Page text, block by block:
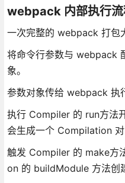
webpack 内部执行流
一次完整的 webpack 打包
将命令行参数与 webpack
象。
参数对象传给 webpack 执
执行 Compiler 的 run方法
会生成一个 Compilation 对
触发 Compiler 的 make方
on 的 buildModule 方法创